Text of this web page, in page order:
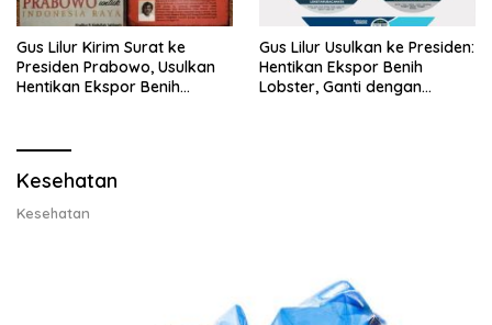
Gus Lilur Kirim Surat ke
Presiden Prabowo, Usulkan
Hentikan Ekspor Benih
Gus Lilur Usulkan ke Presiden:
Hentikan Ekspor Benih
Lobster, Ganti dengan
Kesehatan
Kesehatan